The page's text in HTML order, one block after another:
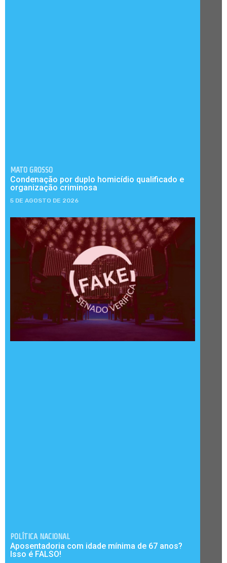
MATO GROSSO
Condenação por duplo homicídio qualificado e
organização criminosa
5 DE AGOSTO DE 2026
POLÍTICA NACIONAL
Aposentadoria com idade mínima de 67 anos?
Isso é FALSO!